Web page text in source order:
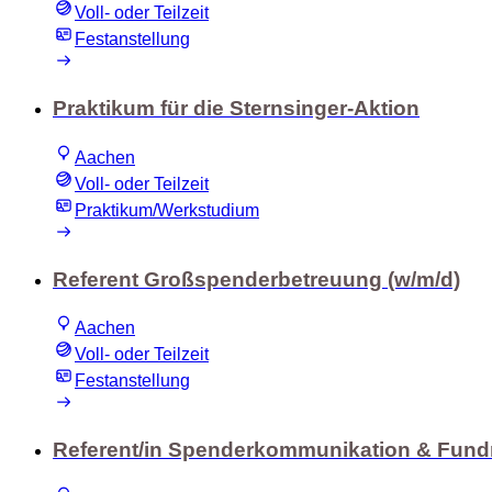
Voll- oder Teilzeit
Festanstellung
Praktikum für die Sternsinger-Aktion
Aachen
Voll- oder Teilzeit
Praktikum/Werkstudium
Referent Großspenderbetreuung (w/m/d)
Aachen
Voll- oder Teilzeit
Festanstellung
Referent/in Spenderkommunikation &